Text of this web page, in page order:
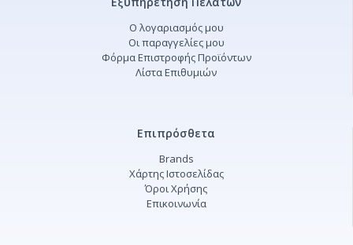
Ο λογαριασμός μου
Οι παραγγελίες μου
Φόρμα Επιστροφής Προϊόντων
Λίστα Επιθυμιών
Επιπρόσθετα
Brands
Χάρτης Ιστοσελίδας
Όροι Χρήσης
Επικοινωνία